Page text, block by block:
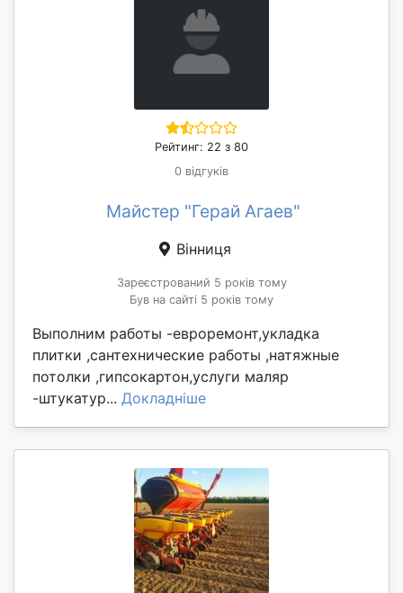
Рейтинг: 22 з 80
0 відгуків
Майстер "Герай Агаев"
Вінниця
Зареєстрований 5 років тому
Був на сайті 5 років тому
Выполним работы -евроремонт,укладка
плитки ,сантехнические работы ,натяжные
потолки ,гипсокартон,услуги маляр
-штукатур... Докладніше